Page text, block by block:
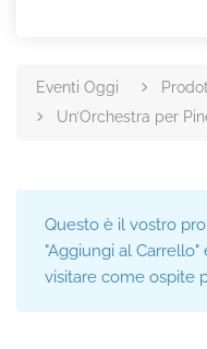
Eventi Oggi
Un’Orchestra per
Questo è il vostro
"Aggiungi al
visitare come ospite